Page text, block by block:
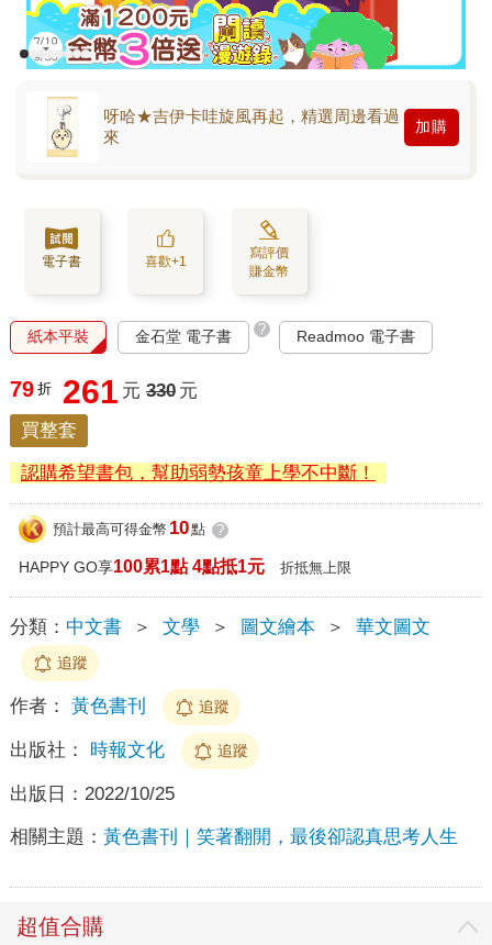
呀哈★吉伊卡哇旋風再起，精選周邊看過
來
加購
電子書 喜歡+1
寫評價
賺金幣
紙本平裝 金石堂 電子書 ? Readmoo 電子書
79 折 261 元 330 元
買整套
認購希望書包，幫助弱勢孩童上學不中斷！
預計最高可得金幣 10點 ?
HAPPY GO享100累1點 4點抵1元 折抵無上限
分類： 中文書 ＞ 文學 ＞ 圖文繪本 ＞ 華文圖文
追蹤
作者： 黃色書刊 追蹤
出版社： 時報文化 追蹤
出版日： 2022/10/25
相關主題： 黃色書刊｜笑著翻開，最後卻認真思考人生
超值合購